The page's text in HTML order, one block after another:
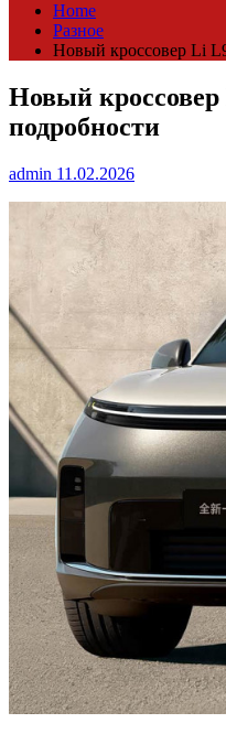
Home
Разное
Новый кроссовер Li
Новый
подробности
admin 11.02.2026